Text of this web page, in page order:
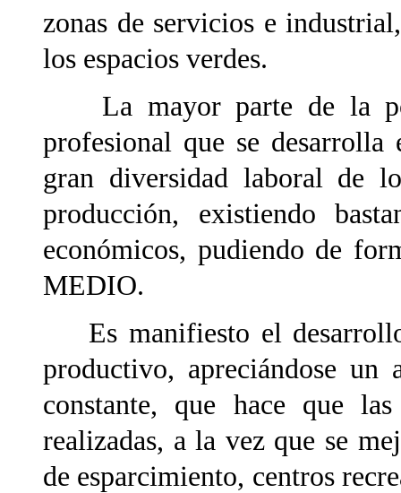
zonas de servicios e
los espacios verdes.
La mayor parte de la
profesional que se
gran diversidad laboral de
producción, existiendo
económicos, pudiendo de
MEDIO.
Es manifiesto el
productivo, apreciándose
constante, que hace que
realizadas, a la vez que se
de esparcimiento, centros